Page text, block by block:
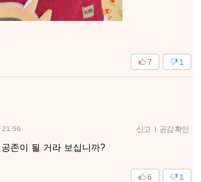
1
7
21:56 신고 | 공감 확인
존이 될 거라 보십니까?
1
6